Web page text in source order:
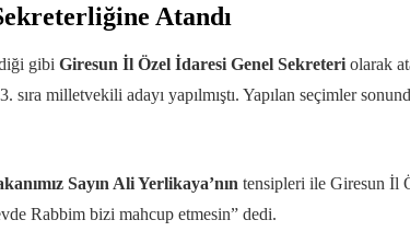
Atandı
gibi Giresun İl Özel İdaresi Genel Sekreteri olarak
sıra milletvekili adayı yapılmıştı. Yapılan seçimler
Sayın Ali Yerlikaya’nın tensipleri ile Giresun İl
Rabbim bizi mahcup etmesin” dedi.